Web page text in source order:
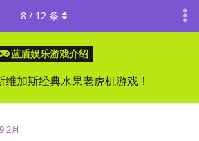
蓝盾娱乐游戏介绍
维加斯经典水果老虎机游戏！
8 / 12 条
2月